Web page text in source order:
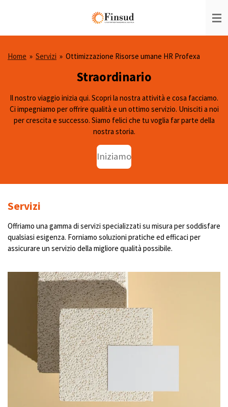
Home » Servizi » Ottimizzazione Risorse umane HR Profexa
Straordinario
Il nostro viaggio inizia qui. Scopri la nostra attività e cosa facciamo.
Ci impegniamo per offrire qualità e un ottimo servizio. Unisciti a noi
per crescita e successo. Siamo felici che tu voglia far parte della
nostra storia.
Iniziamo
Servizi
Offriamo una gamma di servizi specializzati su misura per soddisfare
qualsiasi esigenza. Forniamo soluzioni pratiche ed efficaci per
assicurare un servizio della migliore qualità possibile.